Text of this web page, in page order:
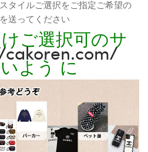
タイルご選択をご指定ご希望の
送ってください
ご選択可のサ
よう に